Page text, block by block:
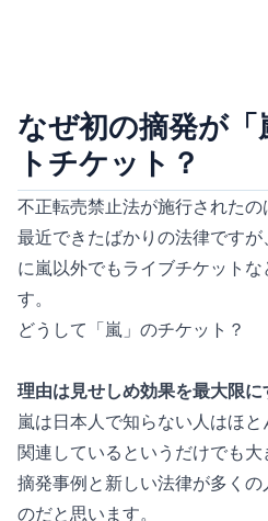
なぜ初の摘発が
トチケット？
不正転売禁止法が施行されたの
最近できたばかりの法律です
に嵐以外でもライブチケット
す。
どうして「嵐」のチケット？
理由は見せしめ効果を最大限に
嵐は日本人で知らない人はほ
関連しているというだけでも
摘発事例と新しい法律が多く
のだと思います。